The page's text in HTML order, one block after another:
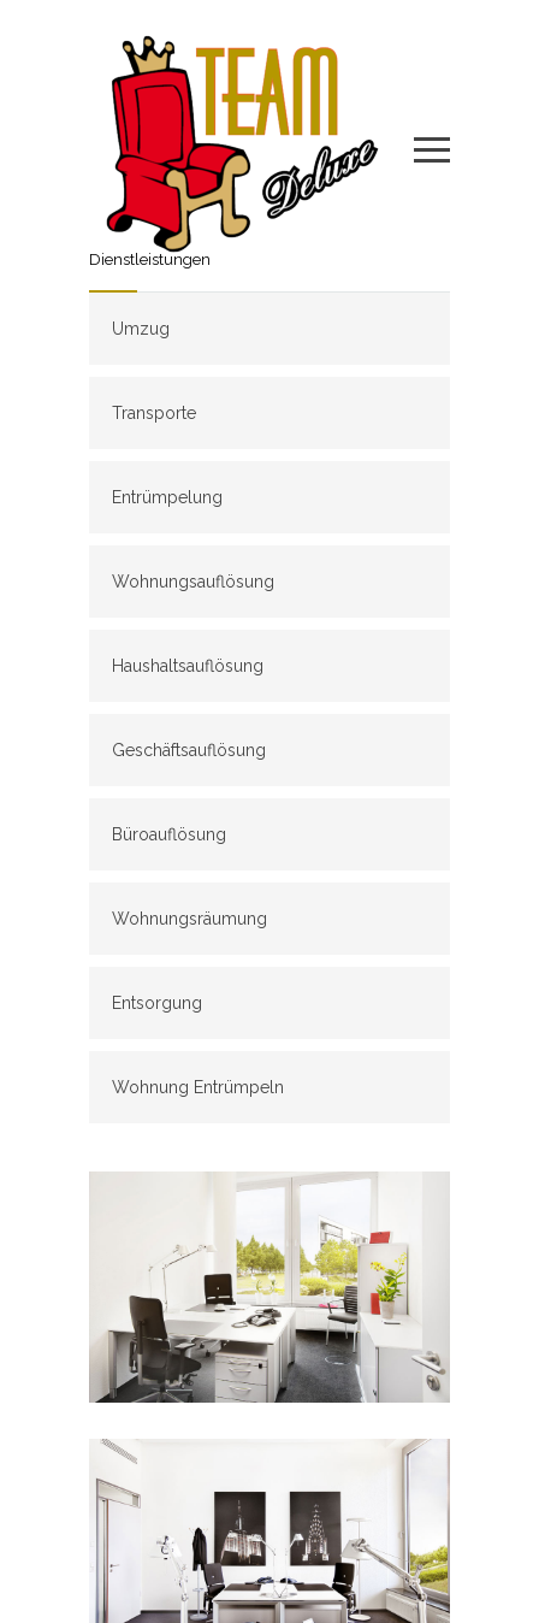
Dienstleistungen
Umzug
Transporte
Entrümpelung
Wohnungsauflösung
Haushaltsauflösung
Geschäftsauflösung
Büroauflösung
Wohnungsräumung
Entsorgung
Wohnung Entrümpeln